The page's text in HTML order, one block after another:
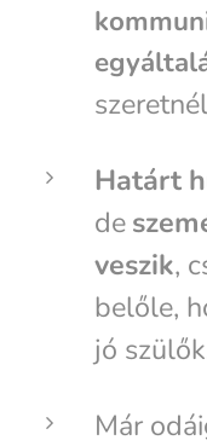
Határt
de
veszik,
belőle,
jó
Már